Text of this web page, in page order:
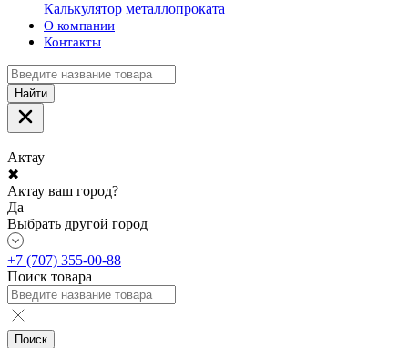
Калькулятор металлопроката
О компании
Контакты
Найти
Актау
✖
Актау ваш город?
Да
Выбрать другой город
+7 (707) 355-00-88
Поиск товара
Поиск